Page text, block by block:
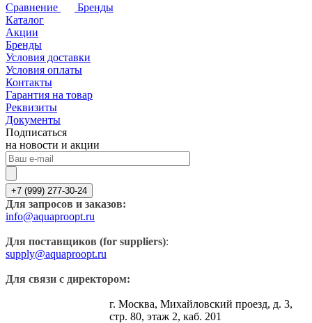
Сравнение
Бренды
Каталог
Акции
Бренды
Условия доставки
Условия оплаты
Контакты
Гарантия на товар
Реквизиты
Документы
Подписаться
на новости и акции
+7 (999) 277-30-24
Для запросов и заказов:
info@aquaproopt.ru
Для поставщиков (for suppliers):
supply@aquaproopt.ru
Для связи с директором:
г. Москва, Михайловский проезд, д. 3,
стр. 80, этаж 2, каб. 201